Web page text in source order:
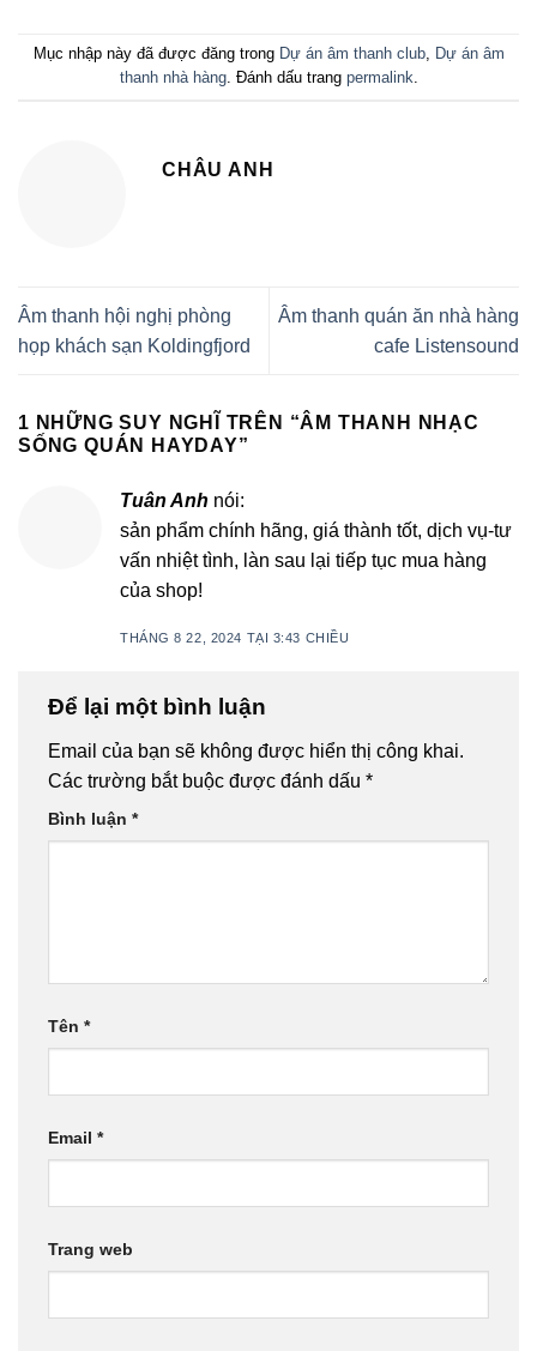
Mục nhập này đã được đăng trong Dự án âm thanh club, Dự án âm
thanh nhà hàng. Đánh dấu trang permalink.
CHÂU ANH
Âm thanh hội nghị phòng
họp khách sạn Koldingfjord
Âm thanh quán ăn nhà hàng
cafe Listensound
1 NHỮNG SUY NGHĨ TRÊN “ÂM THANH NHẠC
SỐNG QUÁN HAYDAY”
Tuân Anh nói:
sản phẩm chính hãng, giá thành tốt, dịch vụ-tư
vấn nhiệt tình, làn sau lại tiếp tục mua hàng
của shop!
THÁNG 8 22, 2024 TẠI 3:43 CHIỀU
Để lại một bình luận
Email của bạn sẽ không được hiển thị công khai.
Các trường bắt buộc được đánh dấu *
Bình luận *
Tên *
Email *
Trang web